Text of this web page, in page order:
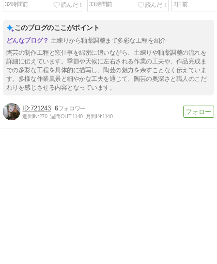
32時間前
33時間前
3日前
このブログのここがポイント
土練りから釉薬調整まで多彩な工程を紹介
陶芸の制作工程と窯仕事を綿密に追いながら、土練りや釉薬調整の流れを
詳細に伝えています。季節や天候に左右される作業の工夫や、作品完成ま
での多彩な工程を具体的に描写し、陶芸の魅力を余すことなく伝えていま
す。多様な作業風景と細やかな工夫を通じて、陶芸の奥深さと職人のこだ
わりを感じさせる内容となっています。
721243 6
週間IN:270 週間OUT:1140 月間IN:1140